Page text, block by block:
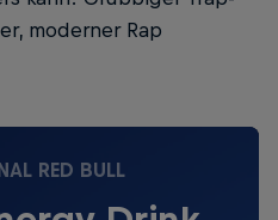
moderner Rap
RED BULL